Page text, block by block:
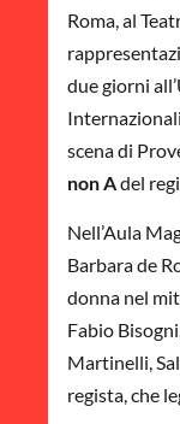
Roma, al
due giorni
scena di
non Adel
Nell’Aula
Barbara de
donna nel
Fabio
Martinelli,
regista, che